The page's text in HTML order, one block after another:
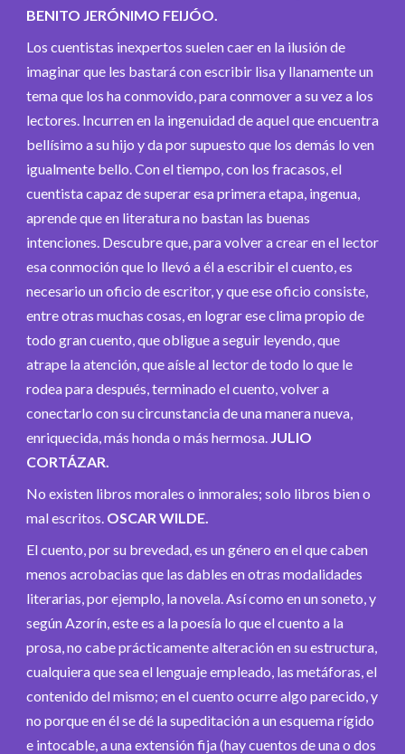
BENITO JERÓNIMO FEIJÓO.
Los cuentistas inexpertos suelen caer en la ilusión de
imaginar que les bastará con escribir lisa y llanamente un
tema que los ha conmovido, para conmover a su vez a los
lectores. Incurren en la ingenuidad de aquel que encuentra
bellísimo a su hijo y da por supuesto que los demás lo ven
igualmente bello. Con el tiempo, con los fracasos, el
cuentista capaz de superar esa primera etapa, ingenua,
aprende que en literatura no bastan las buenas
intenciones. Descubre que, para volver a crear en el lector
esa conmoción que lo llevó a él a escribir el cuento, es
necesario un oficio de escritor, y que ese oficio consiste,
entre otras muchas cosas, en lograr ese clima propio de
todo gran cuento, que obligue a seguir leyendo, que
atrape la atención, que aísle al lector de todo lo que le
rodea para después, terminado el cuento, volver a
conectarlo con su circunstancia de una manera nueva,
enriquecida, más honda o más hermosa. JULIO
CORTÁZAR.
No existen libros morales o inmorales; solo libros bien o
mal escritos. OSCAR WILDE.
El cuento, por su brevedad, es un género en el que caben
menos acrobacias que las dables en otras modalidades
literarias, por ejemplo, la novela. Así como en un soneto, y
según Azorín, este es a la poesía lo que el cuento a la
prosa, no cabe prácticamente alteración en su estructura,
cualquiera que sea el lenguaje empleado, las metáforas, el
contenido del mismo; en el cuento ocurre algo parecido, y
no porque en él se dé la supeditación a un esquema rígido
e intocable, a una extensión fija (hay cuentos de una o dos